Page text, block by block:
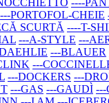
---PORTOFOL-CHEIE
SCURTĂ ----T-
---A-STYLE ---
---BLAUER
---
---DOCKERS ---
---GAS ---GAUDÌ ---